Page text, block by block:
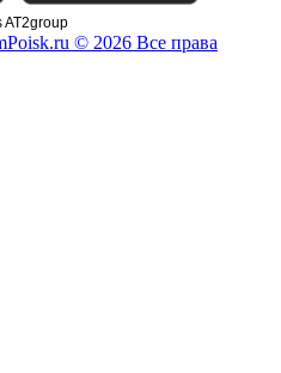
AT2group
© 2026 Все права